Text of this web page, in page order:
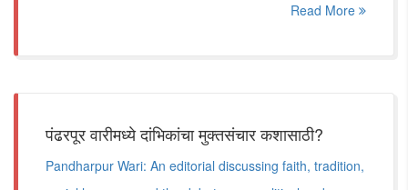
Read More
पंढरपूर वारीमध्ये दांभिकांचा मुक्तसंचार कशासाठी?
Pandharpur Wari: An editorial discussing faith, tradition,